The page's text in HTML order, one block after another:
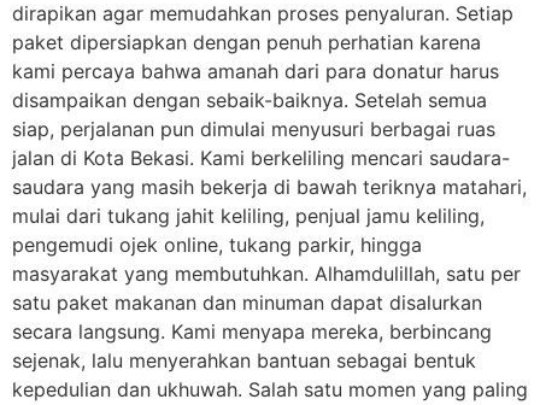
dirapikan agar memudahkan proses penyaluran. Setiap
paket dipersiapkan dengan penuh perhatian karena
kami percaya bahwa amanah dari para donatur harus
disampaikan dengan sebaik-baiknya. Setelah semua
siap, perjalanan pun dimulai menyusuri berbagai ruas
jalan di Kota Bekasi. Kami berkeliling mencari saudara-
saudara yang masih bekerja di bawah teriknya matahari,
mulai dari tukang jahit keliling, penjual jamu keliling,
pengemudi ojek online, tukang parkir, hingga
masyarakat yang membutuhkan. Alhamdulillah, satu per
satu paket makanan dan minuman dapat disalurkan
secara langsung. Kami menyapa mereka, berbincang
sejenak, lalu menyerahkan bantuan sebagai bentuk
kepedulian dan ukhuwah. Salah satu momen yang paling